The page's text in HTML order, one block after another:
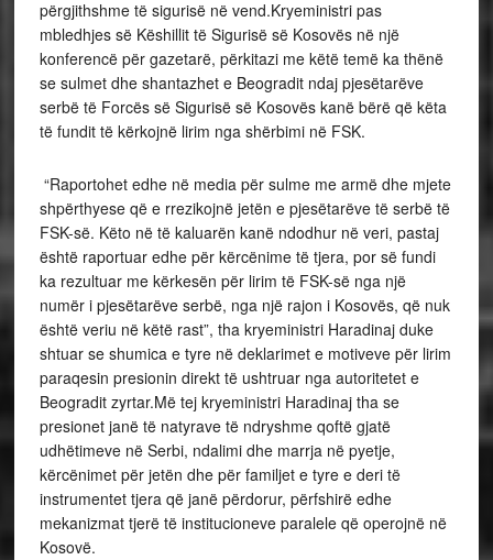
përgjithshme të sigurisë në vend.Kryeministri pas
mbledhjes së Këshillit të Sigurisë së Kosovës në një
konferencë për gazetarë, përkitazi me këtë temë ka thënë
se sulmet dhe shantazhet e Beogradit ndaj pjesëtarëve
serbë të Forcës së Sigurisë së Kosovës kanë bërë që këta
të fundit të kërkojnë lirim nga shërbimi në FSK.
“Raportohet edhe në media për sulme me armë dhe mjete
shpërthyese që e rrezikojnë jetën e pjesëtarëve të serbë të
FSK-së. Këto në të kaluarën kanë ndodhur në veri, pastaj
është raportuar edhe për kërcënime të tjera, por së fundi
ka rezultuar me kërkesën për lirim të FSK-së nga një
numër i pjesëtarëve serbë, nga një rajon i Kosovës, që nuk
është veriu në këtë rast”, tha kryeministri Haradinaj duke
shtuar se shumica e tyre në deklarimet e motiveve për lirim
paraqesin presionin direkt të ushtruar nga autoritetet e
Beogradit zyrtar.Më tej kryeministri Haradinaj tha se
presionet janë të natyrave të ndryshme qoftë gjatë
udhëtimeve në Serbi, ndalimi dhe marrja në pyetje,
kërcënimet për jetën dhe për familjet e tyre e deri të
instrumentet tjera që janë përdorur, përfshirë edhe
mekanizmat tjerë të institucioneve paralele që operojnë në
Kosovë.